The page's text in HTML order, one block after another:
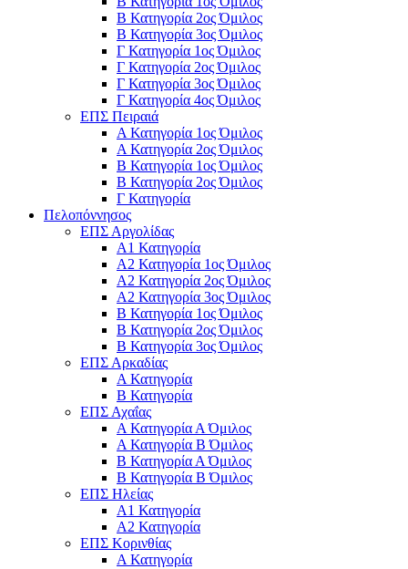
Β Κατηγορία 2ος Όμιλος
Β Κατηγορία 3ος Όμιλος
Γ Κατηγορία 1ος Όμιλος
Γ Κατηγορία 2ος Όμιλος
Γ Κατηγορία 3ος Όμιλος
Γ Κατηγορία 4ος Όμιλος
ΕΠΣ Πειραιά
Α Κατηγορία 1ος Όμιλος
Α Κατηγορία 2ος Όμιλος
Β Κατηγορία 1ος Όμιλος
Β Κατηγορία 2ος Όμιλος
Γ Κατηγορία
Πελοπόννησος
ΕΠΣ Αργολίδας
Α1 Κατηγορία
Α2 Κατηγορία 1ος Όμιλος
Α2 Κατηγορία 2ος Όμιλος
Α2 Κατηγορία 3ος Όμιλος
Β Κατηγορία 1ος Όμιλος
Β Κατηγορία 2ος Όμιλος
Β Κατηγορία 3ος Όμιλος
ΕΠΣ Αρκαδίας
Α Κατηγορία
Β Κατηγορία
ΕΠΣ Αχαΐας
Α Κατηγορία Α Όμιλος
Α Κατηγορία Β Όμιλος
Β Κατηγορία Α Όμιλος
Β Κατηγορία Β Όμιλος
ΕΠΣ Ηλείας
Α1 Κατηγορία
Α2 Κατηγορία
ΕΠΣ Κορινθίας
Α Κατηγορία